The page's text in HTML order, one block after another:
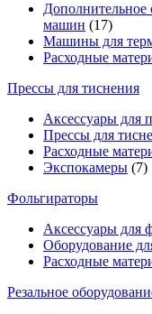
Дополнительное
машин (17)
Машины для
Расходные
Прессы для тиснения
Аксессуары для
Прессы для
Расходные
Экспокамеры (7)
Фольгираторы
Аксессуары для
Оборудование
Расходные
Резальное